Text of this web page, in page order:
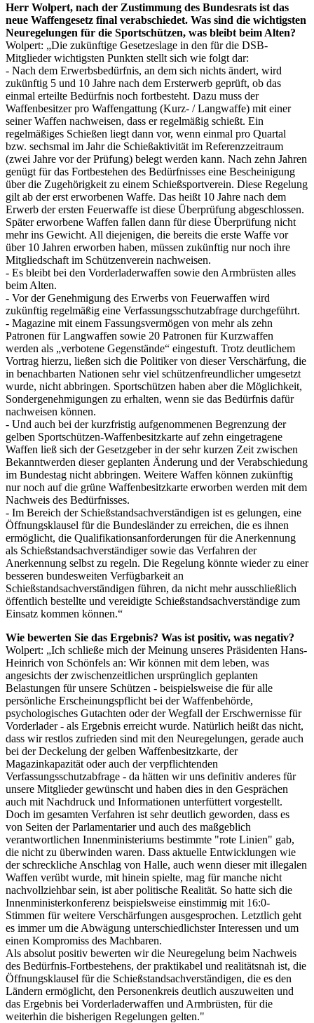
Herr Wolpert, nach der Zustimmung des Bundesrats ist das
neue Waffengesetz final verabschiedet. Was sind die wichtigsten
Neuregelungen für die Sportschützen, was bleibt beim Alten?
Wolpert: „Die zukünftige Gesetzeslage in den für die DSB-
Mitglieder wichtigsten Punkten stellt sich wie folgt dar:
- Nach dem Erwerbsbedürfnis, an dem sich nichts ändert, wird
zukünftig 5 und 10 Jahre nach dem Ersterwerb geprüft, ob das
einmal erteilte Bedürfnis noch fortbesteht. Dazu muss der
Waffenbesitzer pro Waffengattung (Kurz- / Langwaffe) mit einer
seiner Waffen nachweisen, dass er regelmäßig schießt. Ein
regelmäßiges Schießen liegt dann vor, wenn einmal pro Quartal
bzw. sechsmal im Jahr die Schießaktivität im Referenzzeitraum
(zwei Jahre vor der Prüfung) belegt werden kann. Nach zehn Jahren
genügt für das Fortbestehen des Bedürfnisses eine Bescheinigung
über die Zugehörigkeit zu einem Schießsportverein. Diese Regelung
gilt ab der erst erworbenen Waffe. Das heißt 10 Jahre nach dem
Erwerb der ersten Feuerwaffe ist diese Überprüfung abgeschlossen.
Später erworbene Waffen fallen dann für diese Überprüfung nicht
mehr ins Gewicht. All diejenigen, die bereits die erste Waffe vor
über 10 Jahren erworben haben, müssen zukünftig nur noch ihre
Mitgliedschaft im Schützenverein nachweisen.
- Es bleibt bei den Vorderladerwaffen sowie den Armbrüsten alles
beim Alten.
- Vor der Genehmigung des Erwerbs von Feuerwaffen wird
zukünftig regelmäßig eine Verfassungsschutzabfrage durchgeführt.
- Magazine mit einem Fassungsvermögen von mehr als zehn
Patronen für Langwaffen sowie 20 Patronen für Kurzwaffen
werden als „verbotene Gegenstände“ eingestuft. Trotz deutlichem
Vortrag hierzu, ließen sich die Politiker von dieser Verschärfung, die
in benachbarten Nationen sehr viel schützenfreundlicher umgesetzt
wurde, nicht abbringen. Sportschützen haben aber die Möglichkeit,
Sondergenehmigungen zu erhalten, wenn sie das Bedürfnis dafür
nachweisen können.
- Und auch bei der kurzfristig aufgenommenen Begrenzung der
gelben Sportschützen-Waffenbesitzkarte auf zehn eingetragene
Waffen ließ sich der Gesetzgeber in der sehr kurzen Zeit zwischen
Bekanntwerden dieser geplanten Änderung und der Verabschiedung
im Bundestag nicht abbringen. Weitere Waffen können zukünftig
nur noch auf die grüne Waffenbesitzkarte erworben werden mit dem
Nachweis des Bedürfnisses.
- Im Bereich der Schießstandsachverständigen ist es gelungen, eine
Öffnungsklausel für die Bundesländer zu erreichen, die es ihnen
ermöglicht, die Qualifikationsanforderungen für die Anerkennung
als Schießstandsachverständiger sowie das Verfahren der
Anerkennung selbst zu regeln. Die Regelung könnte wieder zu einer
besseren bundesweiten Verfügbarkeit an
Schießstandsachverständigen führen, da nicht mehr ausschließlich
öffentlich bestellte und vereidigte Schießstandsachverständige zum
Einsatz kommen können.“
Wie bewerten Sie das Ergebnis? Was ist positiv, was negativ?
Wolpert: „Ich schließe mich der Meinung unseres Präsidenten Hans-
Heinrich von Schönfels an: Wir können mit dem leben, was
angesichts der zwischenzeitlichen ursprünglich geplanten
Belastungen für unsere Schützen - beispielsweise die für alle
persönliche Erscheinungspflicht bei der Waffenbehörde,
psychologisches Gutachten oder der Wegfall der Erschwernisse für
Vorderlader - als Ergebnis erreicht wurde. Natürlich heißt das nicht,
dass wir restlos zufrieden sind mit den Neuregelungen, gerade auch
bei der Deckelung der gelben Waffenbesitzkarte, der
Magazinkapazität oder auch der verpflichtenden
Verfassungsschutzabfrage - da hätten wir uns definitiv anderes für
unsere Mitglieder gewünscht und haben dies in den Gesprächen
auch mit Nachdruck und Informationen unterfüttert vorgestellt.
Doch im gesamten Verfahren ist sehr deutlich geworden, dass es
von Seiten der Parlamentarier und auch des maßgeblich
verantwortlichen Innenministeriums bestimmte "rote Linien" gab,
die nicht zu überwinden waren. Dass aktuelle Entwicklungen wie
der schreckliche Anschlag von Halle, auch wenn dieser mit illegalen
Waffen verübt wurde, mit hinein spielte, mag für manche nicht
nachvollziehbar sein, ist aber politische Realität. So hatte sich die
Innenministerkonferenz beispielsweise einstimmig mit 16:0-
Stimmen für weitere Verschärfungen ausgesprochen. Letztlich geht
es immer um die Abwägung unterschiedlichster Interessen und um
einen Kompromiss des Machbaren.
Als absolut positiv bewerten wir die Neuregelung beim Nachweis
des Bedürfnis-Fortbestehens, der praktikabel und realitätsnah ist, die
Öffnungsklausel für die Schießstandsachverständigen, die es den
Ländern ermöglicht, den Personenkreis deutlich auszuweiten und
das Ergebnis bei Vorderladerwaffen und Armbrüsten, für die
weiterhin die bisherigen Regelungen gelten."